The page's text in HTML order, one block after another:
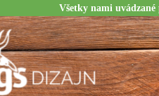
Všetky nami